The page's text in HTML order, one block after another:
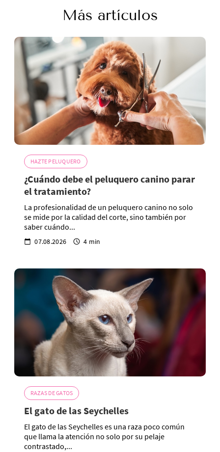
Más artículos
HAZTE PELUQUERO
¿Cuándo debe el peluquero canino parar
el tratamiento?
La profesionalidad de un peluquero canino no solo
se mide por la calidad del corte, sino también por
saber cuándo...
07.08.2026 4 min
RAZAS DE GATOS
El gato de las Seychelles
El gato de las Seychelles es una raza poco común
que llama la atención no solo por su pelaje
contrastado,...